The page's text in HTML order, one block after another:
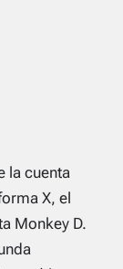
la cuenta
X, el
Monkey D.